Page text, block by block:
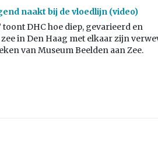
naakt bij de vloedlijn (video)
toont DHC hoe diep, gevarieerd en
in Den Haag met elkaar zijn
van Museum Beelden aan Zee.